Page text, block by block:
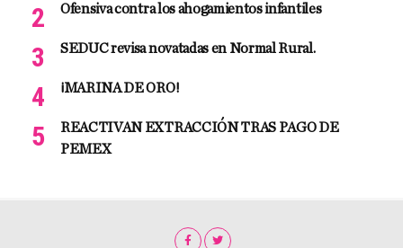
Ofensiva contra los ahogamientos infantiles
SEDUC revisa novatadas en Normal Rural.
¡MARINA DE ORO!
REACTIVAN EXTRACCIÓN TRAS PAGO DE
PEMEX